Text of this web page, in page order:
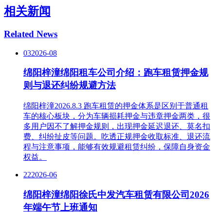
相关新闻
Related News
032026-08
绵阳梓潼绵阳租车公司介绍：跑车租赁押金规
则与退还纠纷规避方法
绵阳梓潼2026.8.3 跑车租赁的押金体系是区别于普通租
车的核心板块，分为车辆损耗押金与违章押金两类，很
多用户因不了解押金规则，出现押金延迟退还、莫名扣
费、纠纷扯皮等问题。吃透正规押金收取标准、退还流
程与注意事项，能够有效规避租赁纠纷，保障自身资金
权益。
222026-06
绵阳梓潼绵阳徐氏中发汽车租赁有限公司2026
年端午节上班通知